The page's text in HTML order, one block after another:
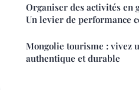
Organiser des activités en
Un levier de performance
Mongolie tourisme : vivez
authentique et durable